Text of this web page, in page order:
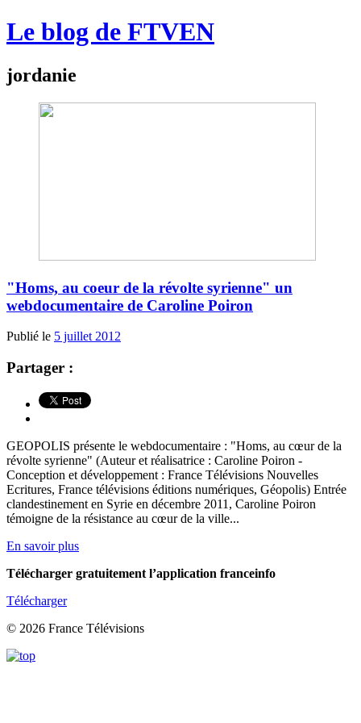
Le blog de FTVEN
jordanie
"Homs, au coeur de la révolte syrienne" un
webdocumentaire de Caroline Poiron
Publié le 5 juillet 2012
Partager :
GEOPOLIS présente le webdocumentaire : "Homs, au cœur de la
révolte syrienne" (Auteur et réalisatrice : Caroline Poiron -
Conception et développement : France Télévisions Nouvelles
Ecritures, France télévisions éditions numériques, Géopolis) Entrée
clandestinement en Syrie en décembre 2011, Caroline Poiron
témoigne de la résistance au cœur de la ville...
En savoir plus
Télécharger gratuitement l’application franceinfo
Télécharger
© 2026 France Télévisions